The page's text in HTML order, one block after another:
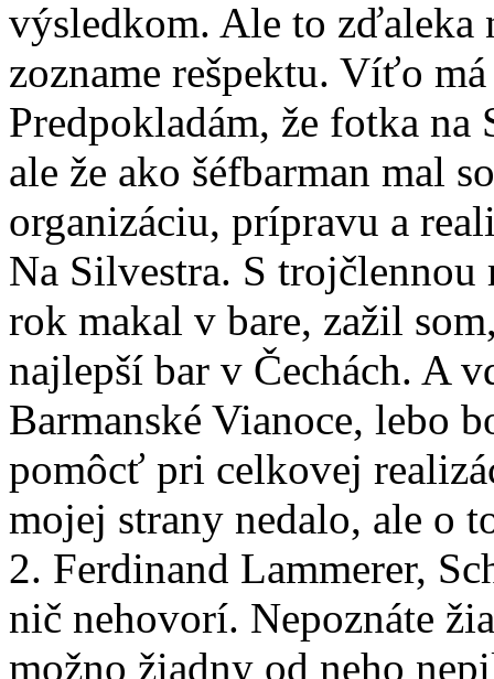
výsledkom. Ale to zďaleka
zozname rešpektu. Víťo
Predpokladám, že fotka na
ale že ako šéfbarman mal
organizáciu, prípravu a
Na Silvestra. S
rok makal v bare, zažil
najlepší bar v Čechách. A
Barmanské Vianoce, lebo
pomôcť pri celkovej
mojej strany nedalo, ale o
2. Ferdinand Lammerer,
nič nehovorí. Nepoznáte
možno žiadny od neho